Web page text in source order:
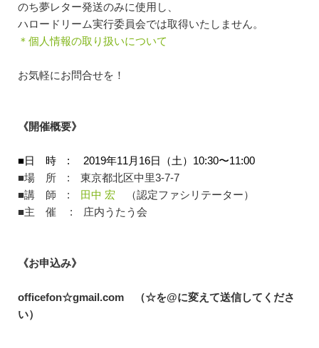
のち夢レター発送のみに使用し、
ハロードリーム実行委員会では取得いたしません。
＊個人情報の取り扱いについて
お気軽にお問合せを！
《開催概要》
■日 時 : 2019年11月16日（土）10:30〜11:00
■場 所 : 東京都北区中里3-7-7
■講 師 : 田中 宏
（認定ファシリテーター）
■主 催 : 庄内うたう会
《お申込み》
officefon☆gmail.com （☆を@に変えて送信してくださ
い）